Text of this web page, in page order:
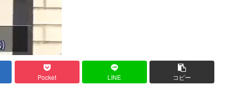
Pocket LINE コピー